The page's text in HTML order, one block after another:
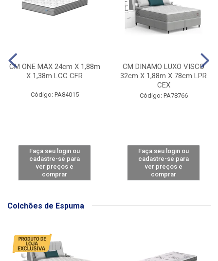
CM ONE MAX 24cm X 1,88m
X 1,38m LCC CFR
Código: PA84015
Faça seu login ou
cadastre-se para
ver preços e
comprar
CM DINAMO LUXO VISCO
32cm X 1,88m X 78cm LPR
CEX
Código: PA78766
Faça seu login ou
cadastre-se para
ver preços e
comprar
Colchões de Espuma